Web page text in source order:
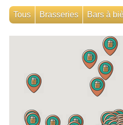
Tous Brasseries Bars à